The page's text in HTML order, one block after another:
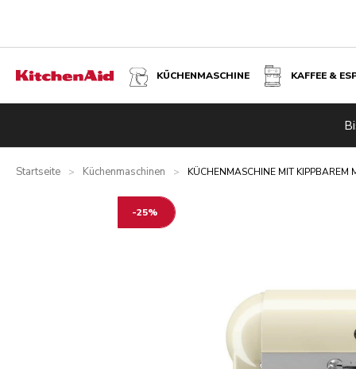
KÜCHENMASCHINE KAFFEE &
Startseite > Küchenmaschinen > KÜCHENMASCHINE MIT KIPPBAREM
-25%